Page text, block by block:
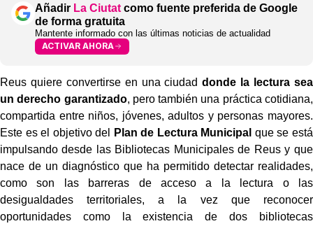
Añadir La Ciutat como fuente preferida de Google
de forma gratuita
Mantente informado con las últimas noticias de actualidad
ACTIVAR AHORA
Reus quiere convertirse en una ciudad donde la lectura sea
un derecho garantizado, pero también una práctica cotidiana,
compartida entre niños, jóvenes, adultos y personas mayores.
Este es el objetivo del
Plan de Lectura Municipal que se está
impulsando desde las Bibliotecas Municipales de Reus y que
nace de un diagnóstico que ha permitido detectar realidades,
como son las barreras de acceso a la lectura o las
desigualdades territoriales, a la vez que reconocer
oportunidades como la existencia de dos bibliotecas